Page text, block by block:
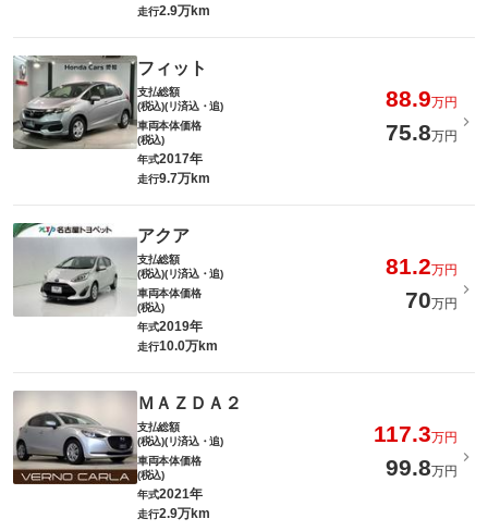
走行2.9万km
フィット
支払総額
(税込)(リ済込・追)
88.9万円
車両本体価格
(税込)
75.8万円
年式2017年
走行9.7万km
アクア
支払総額
(税込)(リ済込・追)
81.2万円
車両本体価格
(税込)
70万円
年式2019年
走行10.0万km
ＭＡＺＤＡ２
支払総額
(税込)(リ済込・追)
117.3万円
車両本体価格
(税込)
99.8万円
年式2021年
走行2.9万km